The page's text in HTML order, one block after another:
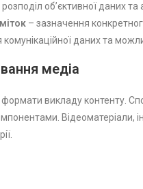
розподіл об’єктивної даних
– зазначення
комунікаційної даних та
медіа
викладу контенту.
Відеоматеріали,